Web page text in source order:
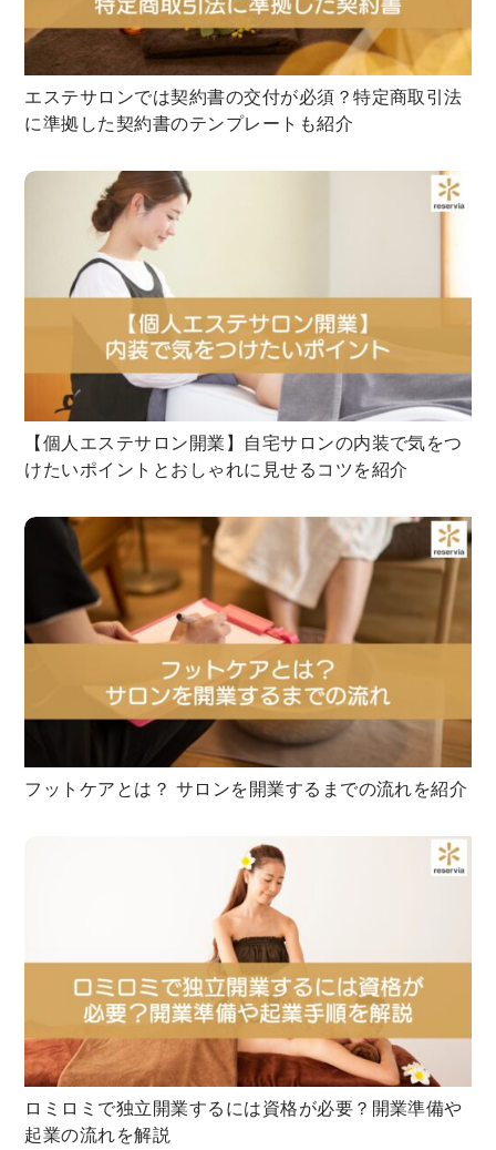
エステサロンでは契約書の交付が必須？特定商取引法
に準拠した契約書のテンプレートも紹介
【個人エステサロン開業】自宅サロンの内装で気をつ
けたいポイントとおしゃれに見せるコツを紹介
フットケアとは？ サロンを開業するまでの流れを紹介
ロミロミで独立開業するには資格が必要？開業準備や
起業の流れを解説